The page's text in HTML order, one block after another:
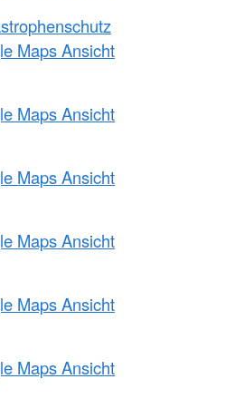
Maps Ansicht
Maps Ansicht
Maps Ansicht
Maps Ansicht
Maps Ansicht
Maps Ansicht